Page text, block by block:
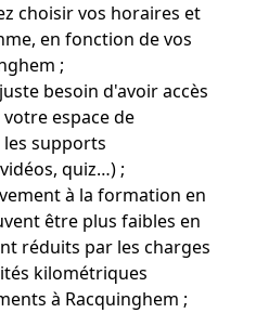
choisir vos horaires et
en fonction de vos
;
besoin d'avoir accès
espace de
supports
quiz…) ;
à la formation en
être plus faibles en
réduits par les charges
kilométriques
à Racquinghem ;